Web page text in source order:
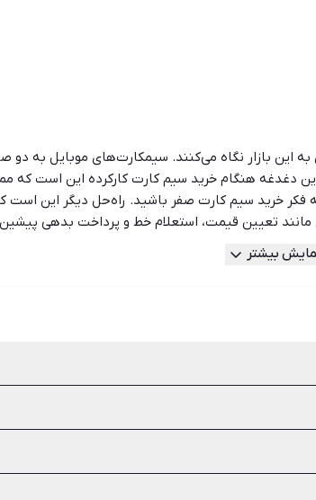
این بازار نگاه می‌کنند. سیمکارت‌های موبایل به
دغدغه هنگام خرید سیم کارت کارکرده این است
خرید سیم کارت صفر باشید. راه‌حل دیگر این
تعیین قیمت، استعلام خط و پرداخت بدهی پیشین
خود را به صورت قسطی پرداخت می‌کنند. اگر در
در شیپور می‌توانید هر نوعی از سیمکارت و خط
بیشتر
قبل از خرید سیم کارت است.
به راحتی آن را فعال و به نام خود کنید.